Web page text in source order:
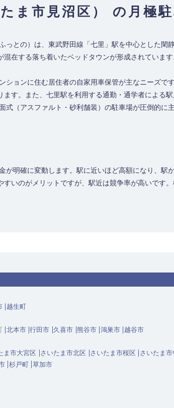
ま市見沼区） の月極
っとの）は、東武野田線「七里」駅を中心とした閑
在する落ち着いたベッドタウンが形成されていま
ションに住む居住者の自家用車保管が主なニーズで
す。また、七里駅を利用する通勤・通学者による駅
式（アスファルト・砂利舗装）の駐車場が圧倒的に
が明確に変動します。駅に近いほど高額になり、駅
いのがメリットですが、駅近は競争率が高いです
越生町
北本市 行田市 久喜市 熊谷市 鴻巣市
越谷市
ま市大宮区 さいたま市北区 さいたま市桜区 さいたま市
杉戸町 草加市